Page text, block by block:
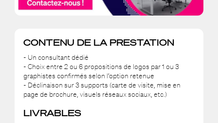
CONTENU DE LA PRESTATION
- Un consultant dédié
- Choix entre 2 ou 6 propositions de logos par 1 ou 3
graphistes confirmés selon l’option retenue
- Déclinaison sur 3 supports (carte de visite, mise en
page de brochure, visuels réseaux sociaux, etc.)
LIVRABLES